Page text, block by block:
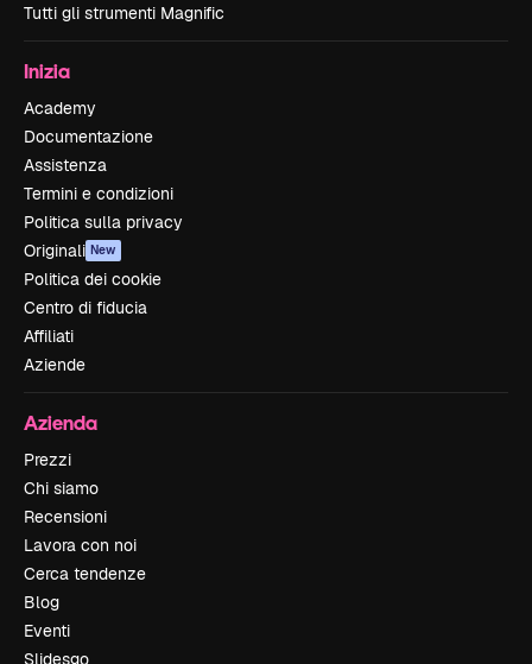
Tutti gli strumenti Magnific
Inizia
Academy
Documentazione
Assistenza
Termini e condizioni
Politica sulla privacy
Originali New
Politica dei cookie
Centro di fiducia
Affiliati
Aziende
Azienda
Prezzi
Chi siamo
Recensioni
Lavora con noi
Cerca tendenze
Blog
Eventi
Slidesgo